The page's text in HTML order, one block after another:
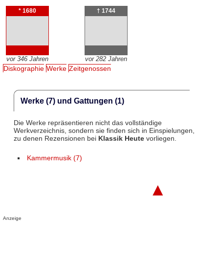
* 1680
vor 346 Jahren
† 1744
vor 282 Jahren
Diskographie Werke Zeitgenossen
Werke (7) und Gattungen (1)
Die Werke repräsentieren nicht das vollständige
Werkverzeichnis, sondern sie finden sich in Einspielungen,
zu denen Rezensionen bei Klassik Heutevorliegen.
Kammermusik (7)
▲
Anzeige